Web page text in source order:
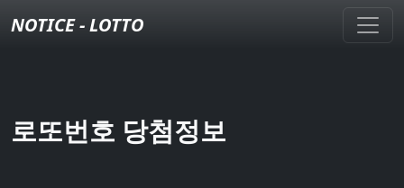
NOTICE - LOTTO
로또번호 당첨정보